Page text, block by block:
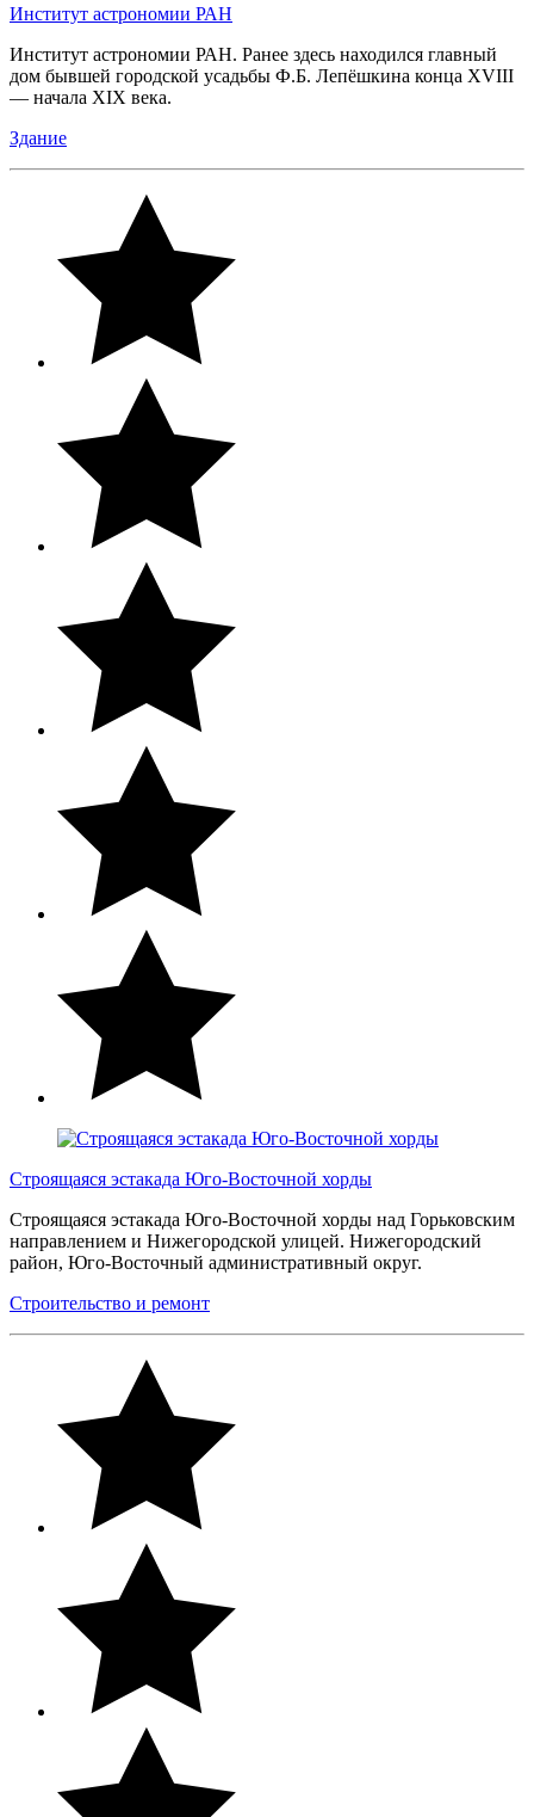
Институт астрономии РАН
Институт астрономии РАН. Ранее здесь находился главный
дом бывшей городской усадьбы Ф.Б. Лепёшкина конца XVIII
— начала XIX века.
Здание
Строящаяся эстакада Юго-Восточной хорды
Строящаяся эстакада Юго-Восточной хорды над Горьковским
направлением и Нижегородской улицей. Нижегородский
район, Юго-Восточный административный округ.
Строительство и ремонт